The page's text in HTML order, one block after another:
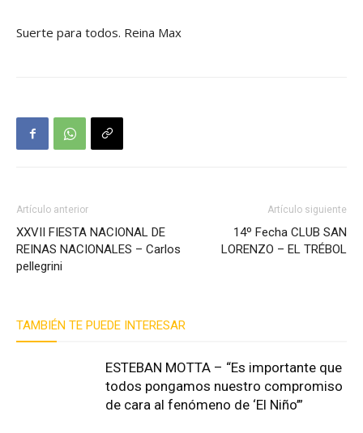
Suerte para todos. Reina Max
Artículo anterior
XXVII FIESTA NACIONAL DE
REINAS NACIONALES – Carlos
pellegrini
Artículo siguiente
14º Fecha CLUB SAN
LORENZO – EL TRÉBOL
TAMBIÉN TE PUEDE INTERESAR
ESTEBAN MOTTA – “Es importante que
todos pongamos nuestro compromiso
de cara al fenómeno de ‘El Niño’”